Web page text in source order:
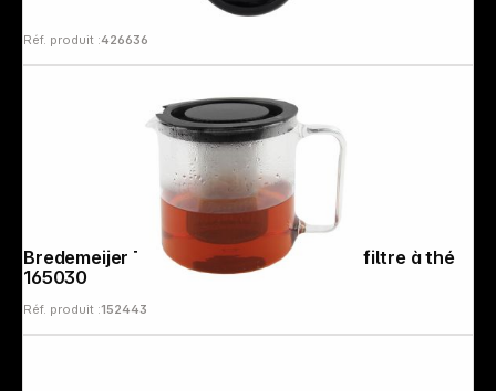
Réf. produit :426636
Bredemeijer Théière Emma 1,3l verre + filtre à thé
165030
Réf. produit :152443